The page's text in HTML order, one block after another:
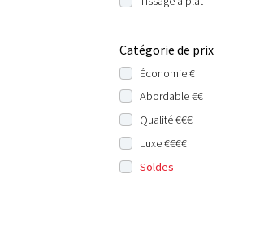
Catégorie de prix
Économie €
Abordable €€
Qualité €€€
Luxe €€€€
Soldes